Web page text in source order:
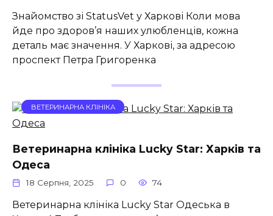
Знайомство зі StatusVet у Харкові Коли мова
йде про здоров’я наших улюбленців, кожна
деталь має значення. У Харкові, за адресою
проспект Петра Григоренка
ВЕТЕРИНАРНА КЛІНІКА
Ветеринарна клініка Lucky Star: Харків та
Одеса
18 Серпня, 2025 0 74
Ветеринарна клініка Lucky Star Одеська в